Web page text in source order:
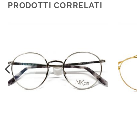
PRODOTTI CORRELATI